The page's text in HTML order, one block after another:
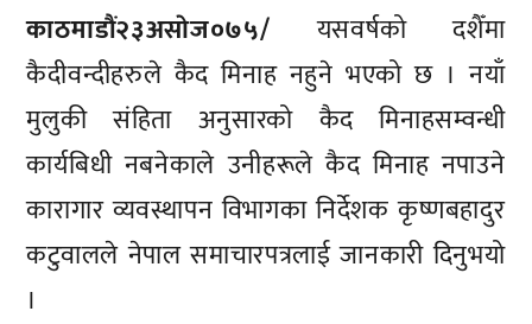
काठमाडौं२३असाेज०७५/ यसवर्षको दशैँमा
कैदीवन्दीहरुले कैद मिनाह नहुने भएको छ । नयाँ
मुलुकी संहिता अनुसारको कैद मिनाहसम्वन्धी
कार्यबिधी नबनेकाले उनीहरूले कैद मिनाह नपाउने
कारागार व्यवस्थापन विभागका निर्देशक कृष्णबहादुर
कटुवालले नेपाल समाचारपत्रलाई जानकारी दिनुभयो
।